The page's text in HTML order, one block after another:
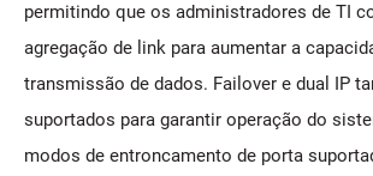
permitindo que os administradores de TI
agregação de link para aumentar a
transmissão de dados. Failover e dual IP
suportados para garantir operação do
modos de entroncamento de porta